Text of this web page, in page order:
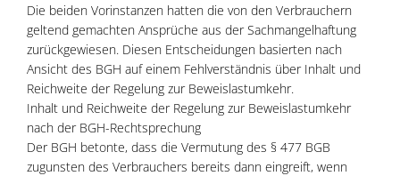
Die beiden Vorinstanzen hatten die von den Verbrauchern
geltend gemachten Ansprüche aus der Sachmangelhaftung
zurückgewiesen. Diesen Entscheidungen basierten nach
Ansicht des BGH auf einem Fehlverständnis über Inhalt und
Reichweite der Regelung zur Beweislastumkehr.
Inhalt und Reichweite der Regelung zur Beweislastumkehr
nach der BGH-Rechtsprechung
Der BGH betonte, dass die Vermutung des § 477 BGB
zugunsten des Verbrauchers bereits dann eingreift, wenn